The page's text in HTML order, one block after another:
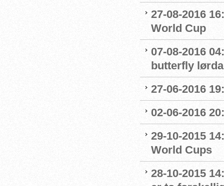
27-08-2016
World Cup
07-08-2016
butterfly
27-06-2016
02-06-2016
29-10-2015
World Cups
28-10-2015